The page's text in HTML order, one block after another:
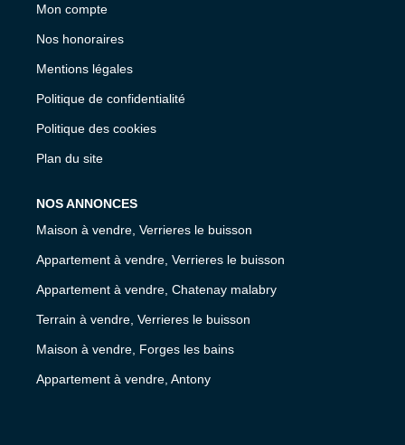
Mon compte
Nos honoraires
Mentions légales
Politique de confidentialité
Politique des cookies
Plan du site
NOS ANNONCES
Maison à vendre, Verrieres le buisson
Appartement à vendre, Verrieres le buisson
Appartement à vendre, Chatenay malabry
Terrain à vendre, Verrieres le buisson
Maison à vendre, Forges les bains
Appartement à vendre, Antony